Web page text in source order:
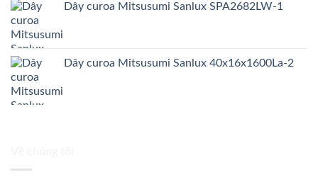
Dây curoa Mitsusumi Sanlux SPA2682LW-1
Dây curoa Mitsusumi Sanlux 40x16x1600La-2